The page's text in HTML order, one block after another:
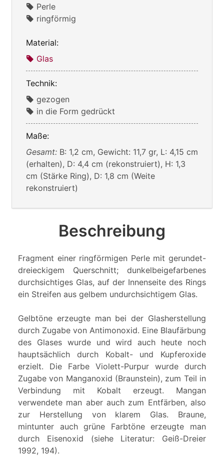
Perle
ringförmig
Material:
Glas
Technik:
gezogen
in die Form gedrückt
Maße:
Gesamt: B: 1,2 cm, Gewicht: 11,7 gr, L: 4,15 cm
(erhalten), D: 4,4 cm (rekonstruiert), H: 1,3
cm (Stärke Ring), D: 1,8 cm (Weite
rekonstruiert)
Beschreibung
Fragment einer ringförmigen Perle mit gerundet-
dreieckigem Querschnitt; dunkelbeigefarbenes
durchsichtiges Glas, auf der Innenseite des Rings
ein Streifen aus gelbem undurchsichtigem Glas.
Gelbtöne erzeugte man bei der Glasherstellung
durch Zugabe von Antimonoxid. Eine Blaufärbung
des Glases wurde und wird auch heute noch
hauptsächlich durch Kobalt- und Kupferoxide
erzielt. Die Farbe Violett-Purpur wurde durch
Zugabe von Manganoxid (Braunstein), zum Teil in
Verbindung mit Kobalt erzeugt. Mangan
verwendete man aber auch zum Entfärben, also
zur Herstellung von klarem Glas. Braune,
mintunter auch grüne Farbtöne erzeugte man
durch Eisenoxid (siehe Literatur: Geiß-Dreier
1992, 194).